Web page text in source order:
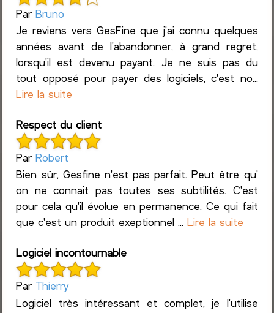
ParBruno
Je reviens vers GesFine que j'ai connu quelques
années avant de l'abandonner, à grand regret,
lorsqu'il est devenu payant. Je ne suis pas du
tout opposé pour payer des logiciels, c'est no...
Lire la suite
Respect du client
ParRobert
Bien sûr, Gesfine n'est pas parfait. Peut être qu'
on ne connait pas toutes ses subtilités. C'est
pour cela qu'il évolue en permanence. Ce qui fait
que c'est un produit exeptionnel ...Lire la suite
Logiciel incontournable
Par Thierry
Logiciel très intéressant et complet, je l'utilise